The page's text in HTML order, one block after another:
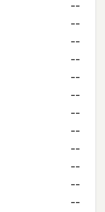
--
--
--
--
--
--
--
--
--
--
--
--